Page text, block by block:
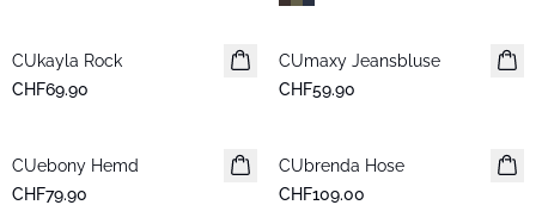
Neuheiten
CUkayla Rock
CHF69.90
Neuheiten
CUmaxy Jeansbluse
CHF59.90
Neuheiten
CUebony Hemd
CHF79.90
Neuheiten
CUbrenda Hose
CHF109.00